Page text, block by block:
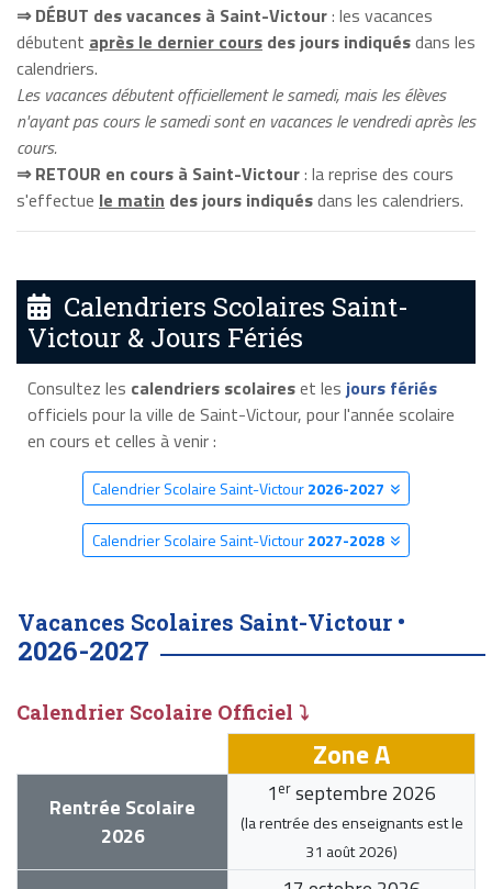
⇒ DÉBUT des vacances à Saint-Victour: les vacances
débutent après le dernier cours des jours indiquésdans les
calendriers.
Les vacances débutent officiellement le samedi, mais les élèves
n'ayant pas cours le samedi sont en vacances le vendredi après les
cours.
⇒ RETOUR en cours à Saint-Victour: la reprise des cours
s'effectue le matin des jours indiquésdans les calendriers.
Calendriers Scolaires Saint-
Victour & Jours Fériés
Consultez les calendriers scolaireset les jours fériés
officiels pour la ville de Saint-Victour, pour l'année scolaire
en cours et celles à venir :
Calendrier Scolaire Saint-Victour2026-2027
Calendrier Scolaire Saint-Victour2027-2028
Vacances Scolaires Saint-Victour •
2026-2027
Calendrier Scolaire Officiel ⤵
Zone A
Rentrée Scolaire
2026
1 er septembre 2026
(la rentrée des enseignants est le
31 août 2026)